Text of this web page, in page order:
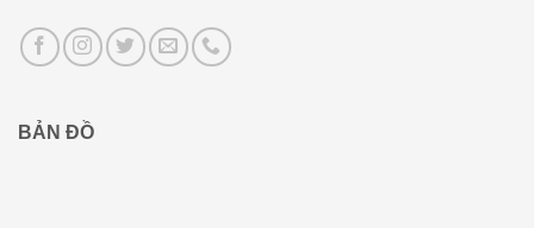
BẢN ĐỒ